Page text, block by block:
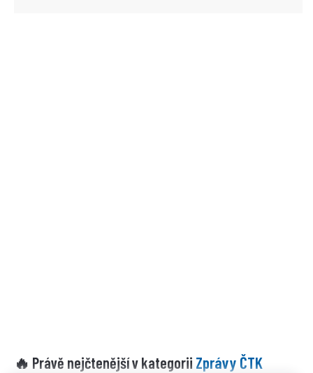
🔥 Právě nejčtenější v kategorii Zprávy ČTK